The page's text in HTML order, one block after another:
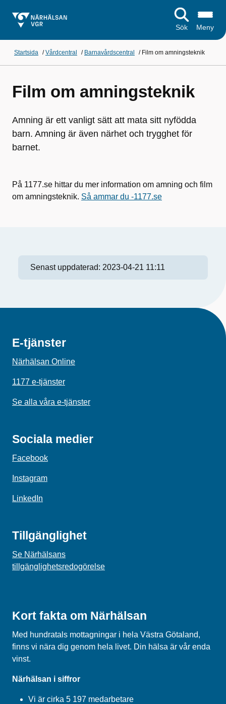
Sök Meny
Startsida /Vårdcentral / Barnavårdscentral / Film om amningsteknik
Film om amningsteknik
Amning är ett vanligt sätt att mata sitt nyfödda
barn. Amning är även närhet och trygghet för
barnet.
På 1177.se hittar du mer information om amning och film
om amningsteknik. Så ammar du -1177.se
Senast uppdaterad: 2023-04-21 11:11
E-tjänster
Närhälsan Online
1177 e-tjänster
Se alla våra e-tjänster
Sociala medier
Facebook
Instagram
LinkedIn
Tillgänglighet
Se Närhälsans
tillgänglighetsredogörelse
Kort fakta om Närhälsan
Med hundratals mottagningar i hela Västra Götaland,
finns vi nära dig genom hela livet. Din hälsa är vår enda
vinst.
Närhälsan i siffror
Vi är cirka 5 197 medarbetare